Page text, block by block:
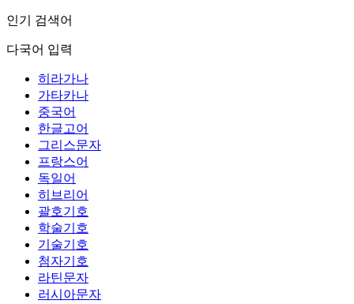
인기 검색어
다국어 입력
히라가나
가타카나
중국어
한글고어
그리스문자
프랑스어
독일어
히브리어
괄호기호
학술기호
기술기호
첨자기호
라틴문자
러시아문자